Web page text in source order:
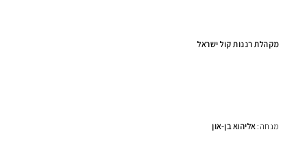
מקהלת רננות קול ישראל
מנחה:אליהוא בן-און